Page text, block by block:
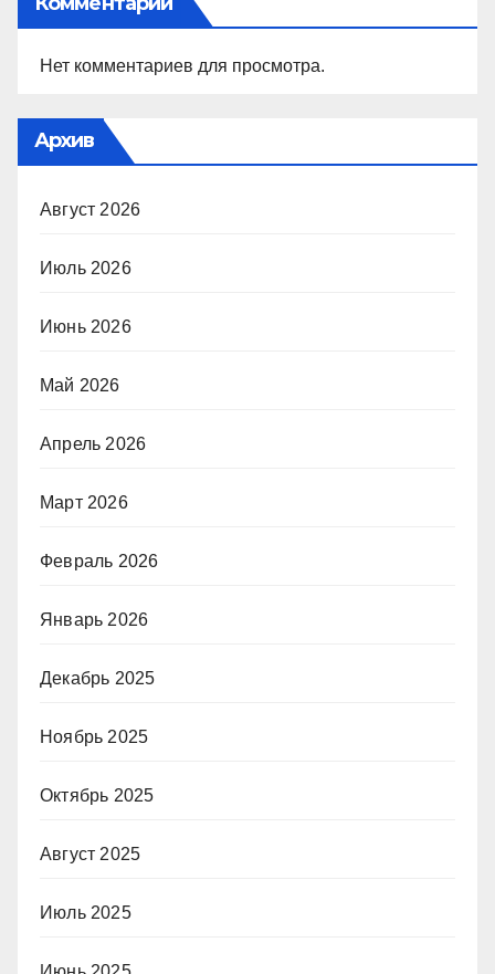
Нет комментариев для просмотра.
Архив
Август 2026
Июль 2026
Июнь 2026
Май 2026
Апрель 2026
Март 2026
Февраль 2026
Январь 2026
Декабрь 2025
Ноябрь 2025
Октябрь 2025
Август 2025
Июль 2025